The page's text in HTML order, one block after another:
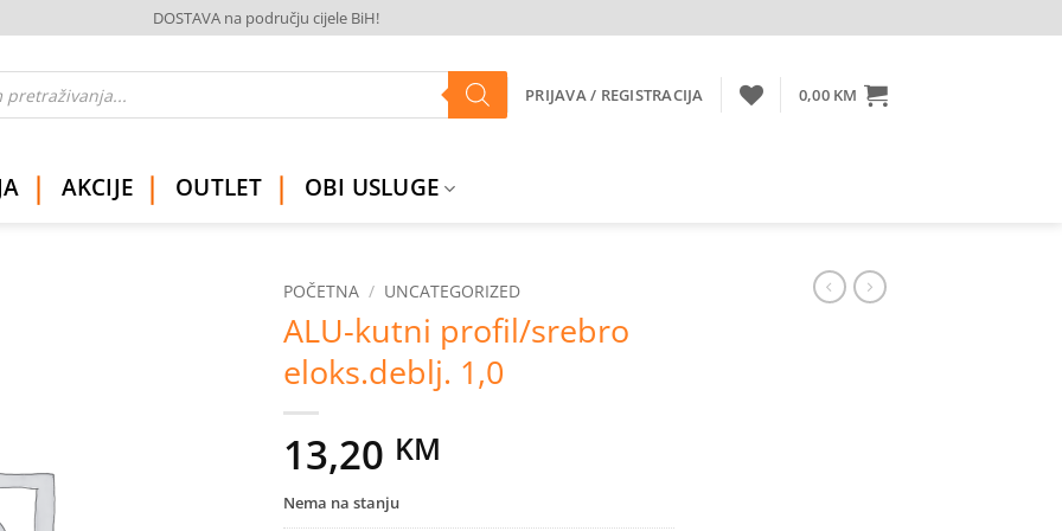
DOSTAVA na području cijele BiH!
PRIJAVA / REGISTRACIJA 0,00 KM
AKCIJE OUTLET OBI USLUGE
POČETNA / UNCATEGORIZED
ALU-kutni profil/srebro
eloks.deblj. 1,0
13,20 KM
Nema na stanju